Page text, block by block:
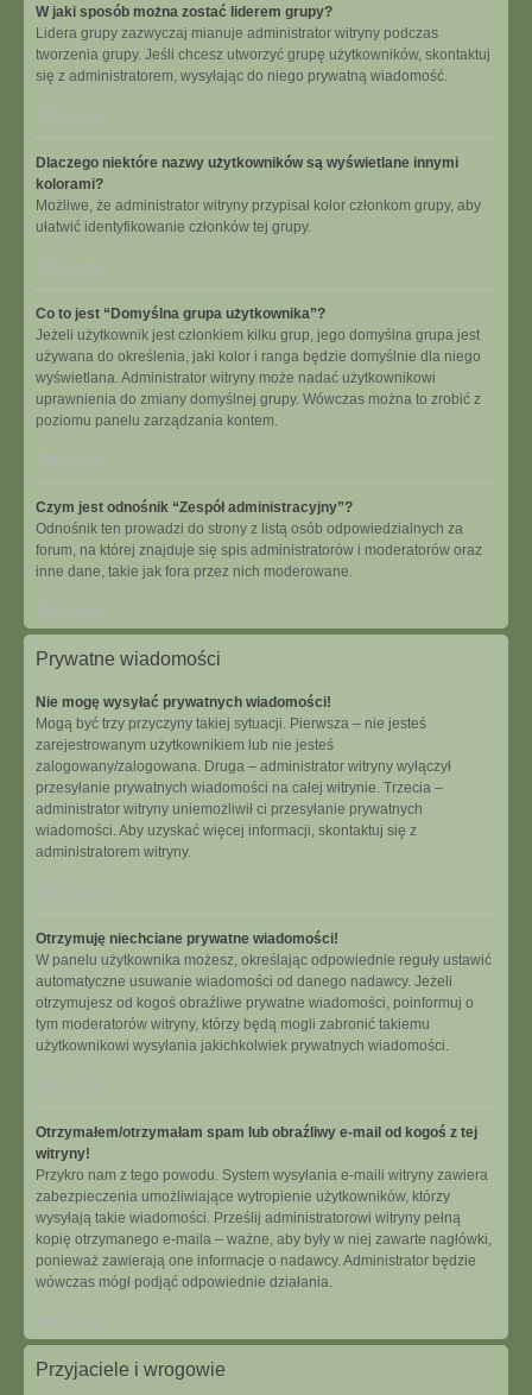
W jaki sposób można zostać liderem grupy?
Lidera grupy zazwyczaj mianuje administrator witryny podczas
tworzenia grupy. Jeśli chcesz utworzyć grupę użytkowników, skontaktuj
się z administratorem, wysyłając do niego prywatną wiadomość.
Na górę
Dlaczego niektóre nazwy użytkowników są wyświetlane innymi
kolorami?
Możliwe, że administrator witryny przypisał kolor członkom grupy, aby
ułatwić identyfikowanie członków tej grupy.
Na górę
Co to jest “Domyślna grupa użytkownika”?
Jeżeli użytkownik jest członkiem kilku grup, jego domyślna grupa jest
używana do określenia, jaki kolor i ranga będzie domyślnie dla niego
wyświetlana. Administrator witryny może nadać użytkownikowi
uprawnienia do zmiany domyślnej grupy. Wówczas można to zrobić z
poziomu panelu zarządzania kontem.
Na górę
Czym jest odnośnik “Zespół administracyjny”?
Odnośnik ten prowadzi do strony z listą osób odpowiedzialnych za
forum, na której znajduje się spis administratorów i moderatorów oraz
inne dane, takie jak fora przez nich moderowane.
Na górę
Prywatne wiadomości
Nie mogę wysyłać prywatnych wiadomości!
Mogą być trzy przyczyny takiej sytuacji. Pierwsza – nie jesteś
zarejestrowanym użytkownikiem lub nie jesteś
zalogowany/zalogowana. Druga – administrator witryny wyłączył
przesyłanie prywatnych wiadomości na całej witrynie. Trzecia –
administrator witryny uniemożliwił ci przesyłanie prywatnych
wiadomości. Aby uzyskać więcej informacji, skontaktuj się z
administratorem witryny.
Otrzymuję niechciane prywatne wiadomości!
W panelu użytkownika możesz, określając odpowiednie reguły ustawić
automatyczne usuwanie wiadomości od danego nadawcy. Jeżeli
otrzymujesz od kogoś obraźliwe prywatne wiadomości, poinformuj o
tym moderatorów witryny, którzy będą mogli zabronić takiemu
użytkownikowi wysyłania jakichkolwiek prywatnych wiadomości.
Otrzymałem/otrzymałam spam lub obraźliwy e-mail od kogoś z tej
witryny!
Przykro nam z tego powodu. System wysyłania e-maili witryny zawiera
zabezpieczenia umożliwiające wytropienie użytkowników, którzy
wysyłają takie wiadomości. Prześlij administratorowi witryny pełną
kopię otrzymanego e-maila – ważne, aby były w niej zawarte nagłówki,
ponieważ zawierają one informacje o nadawcy. Administrator będzie
wówczas mógł podjąć odpowiednie działania.
Przyjaciele i wrogowie